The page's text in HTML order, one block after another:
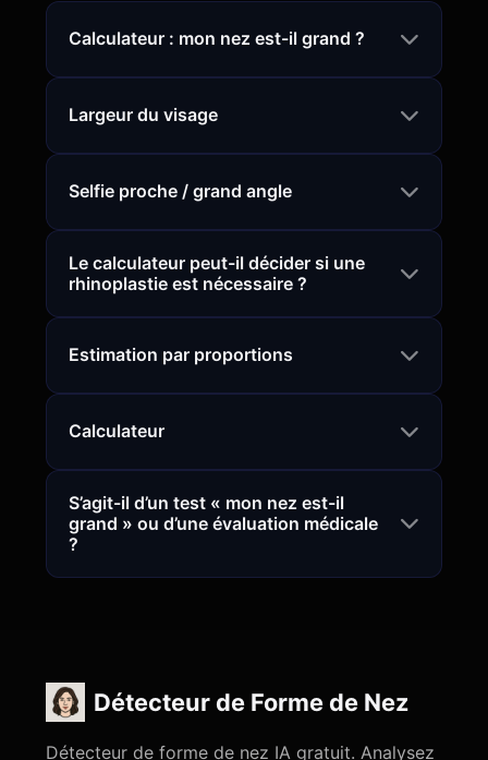
Calculateur : mon nez est-il grand ?
Largeur du visage
Selfie proche / grand angle
Le calculateur peut-il décider si une
rhinoplastie est nécessaire ?
Estimation par proportions
Calculateur
S’agit-il d’un test « mon nez est-il
grand » ou d’une évaluation médicale
?
Détecteur de Forme de Nez
Détecteur de forme de nez IA gratuit. Analysez